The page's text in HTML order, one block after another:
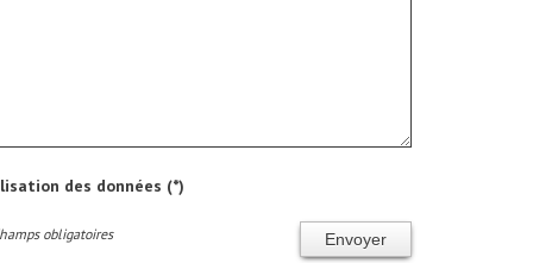
des données (*)
Envoyer
obligatoires